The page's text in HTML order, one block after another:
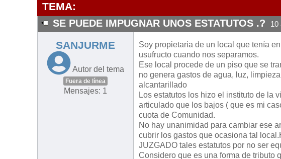
TEMA:
SE PUEDE IMPUGNAR UNOS ESTATUTOS .? 10
SANJURME
Autor del tema
Fuera de línea
Mensajes: 1
Soy propietaria de un local que tenía
usufructo cuando nos separamos.
Ese local procede de un piso que se
no genera gastos de agua, luz,
alcantarillado
Los estatutos los hizo el instituto de la
articulado que los bajos ( que es mi
cuota de Comunidad.
No hay unanimidad para cambiar ese
cubrir los gastos que ocasiona tal
JUZGADO tales estatutos por no ser
Considero que es una forma de tributo